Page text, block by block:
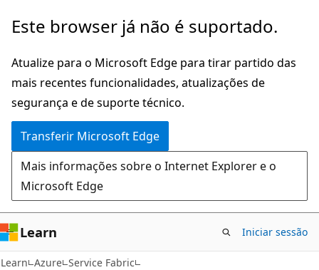
Saltar
o
conteúdo
principal
Este browser já não é suportado.
Atualize para o Microsoft Edge para tirar partido das
mais recentes funcionalidades, atualizações de
segurança e de suporte técnico.
Transferir Microsoft Edge
Mais informações sobre o Internet Explorer e o
Microsoft Edge
Learn Iniciar sessão
Learn Azure Service Fabric